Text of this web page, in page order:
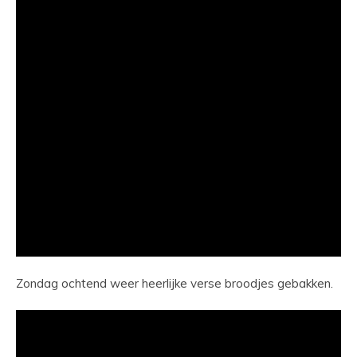
Zondag ochtend weer heerlijke verse broodjes gebakken.